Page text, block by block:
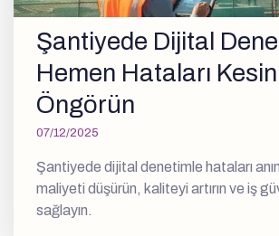
Şantiyede Dijital
Hemen Hataları Kesin
Öngörün
07/12/2025
Şantiyede dijital denetimle hataları
maliyeti düşürün, kaliteyi artırın ve iş
sağlayın.